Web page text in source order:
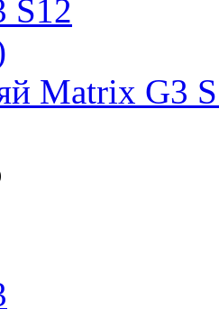
Matrix G3